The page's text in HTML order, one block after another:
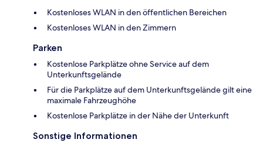
Kostenloses WLAN in den öffentlichen Bereichen
Kostenloses WLAN in den Zimmern
Parken
Kostenlose Parkplätze ohne Service auf dem
Unterkunftsgelände
Für die Parkplätze auf dem Unterkunftsgelände gilt eine
maximale Fahrzeughöhe
Kostenlose Parkplätze in der Nähe der Unterkunft
Sonstige Informationen